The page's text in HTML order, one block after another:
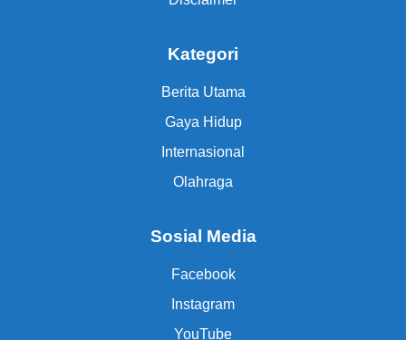
Kategori
Berita Utama
Gaya Hidup
Internasional
Olahraga
Sosial Media
Facebook
Instagram
YouTube